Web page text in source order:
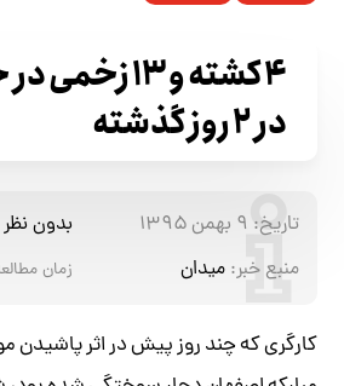
۴ کشته و ۱۳
در ۲ روز گذشته
تاریخ: ۹ بهمن ۱۳۹۵
بدون نظر
منبع خبر: میدان زمان
کارگری که چند روز پیش در اثر پاشیدن